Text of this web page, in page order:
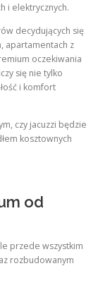
i elektrycznych.
decydujących się
apartamentach z
oczekiwania
się nie tylko
i komfort
czy jacuzzi będzie
kosztownych
od
przede wszystkim
rozbudowanym